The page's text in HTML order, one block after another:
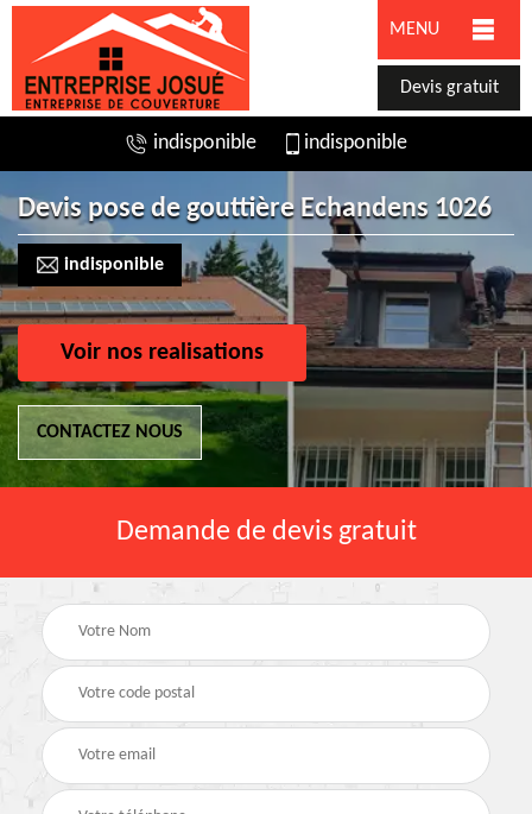
MENU
Devis gratuit
indisponible indisponible
Devis pose de gouttière Echandens 1026
indisponible
Voir nos realisations
CONTACTEZ NOUS
Demande de devis gratuit